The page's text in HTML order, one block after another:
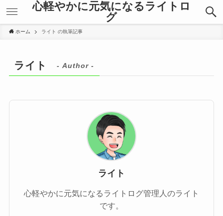
心軽やかに元気になるライトロ
グ
ホーム ライト の執筆記事
ライト - Author -
ライト
心軽やかに元気になるライトログ管理人のライト
です。